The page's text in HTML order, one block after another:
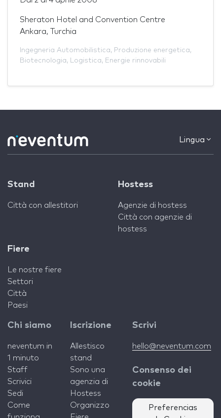
Sheraton Hotel and Convention Centre
Ankara, Turchia
Ingegneria Automobilistica, Produzione energetica,
Biotecnologia, Logistica, Energie rinnovabili
Lingua
Stand
Città con allestitori
Hostess
Agenzie di hostess
Città con agenzie di
hostess
Fiere
Le nostre fiere
Settori
Città
Paesi
Chi siamo
neventum in
1 minuto
Staff
Scrivici
Sedi
Come
Iscrizione
Allestisco
stand
Sono una
agenzia di
Hostess
Organizzo
Scrivi
hello@neventum.com
Consenso dei
cookie
Preferencias